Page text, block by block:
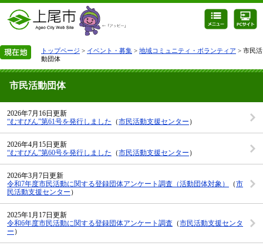
トップページ > イベント・募集 > 地域コミュニティ・ボランティア > 市民活
動団体
市民活動団体
2026年7月16日更新
“むすびん”第61号を発行しました （市民活動支援センター ）
2026年4月15日更新
“むすびん”第60号を発行しました （市民活動支援センター ）
2026年3月7日更新
令和7年度市民活動に関する登録団体アンケート調査（活動団体対象）
（市
民活動支援センター ）
2025年1月17日更新
令和6年度市民活動に関する登録団体アンケート調査 （市民活動支援センタ
ー ）